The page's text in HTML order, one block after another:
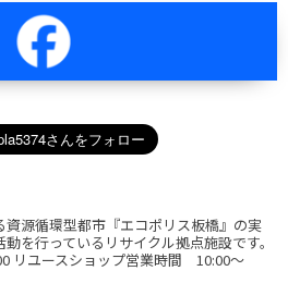
資源循環型都市『エコポリス板橋』の実
を行っているリサイクル拠点施設です。
リユースショップ営業時間 10:00～